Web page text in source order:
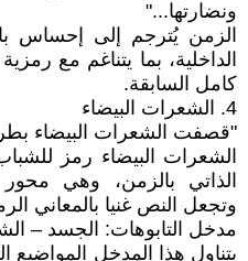
ونضارتها..."
الزمن يُترجم إلى إحساس
الداخلية، بما يتناغم مع
كامل السابقة.
4. الشعرات البيضاء
"قصفت الشعرات البيضاء
الشعرات البيضاء رمز
الذاتي بالزمن، وهي
وتجعل النص غنيا بالمعاني
مدخل التابوهات: الجسد –
يتناول هذا المدخل المواضيع